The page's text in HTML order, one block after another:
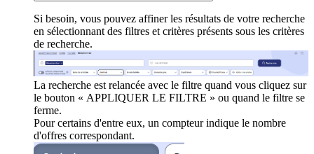
Si besoin, vous pouvez affiner les résultats de votre recherche
en sélectionnant des filtres et critères présents sous les critères
de recherche.
La recherche est relancée avec le filtre quand vous cliquez sur
le bouton « APPLIQUER LE FILTRE » ou quand le filtre se
ferme.
Pour certains d'entre eux, un compteur indique le nombre
d'offres correspondant.